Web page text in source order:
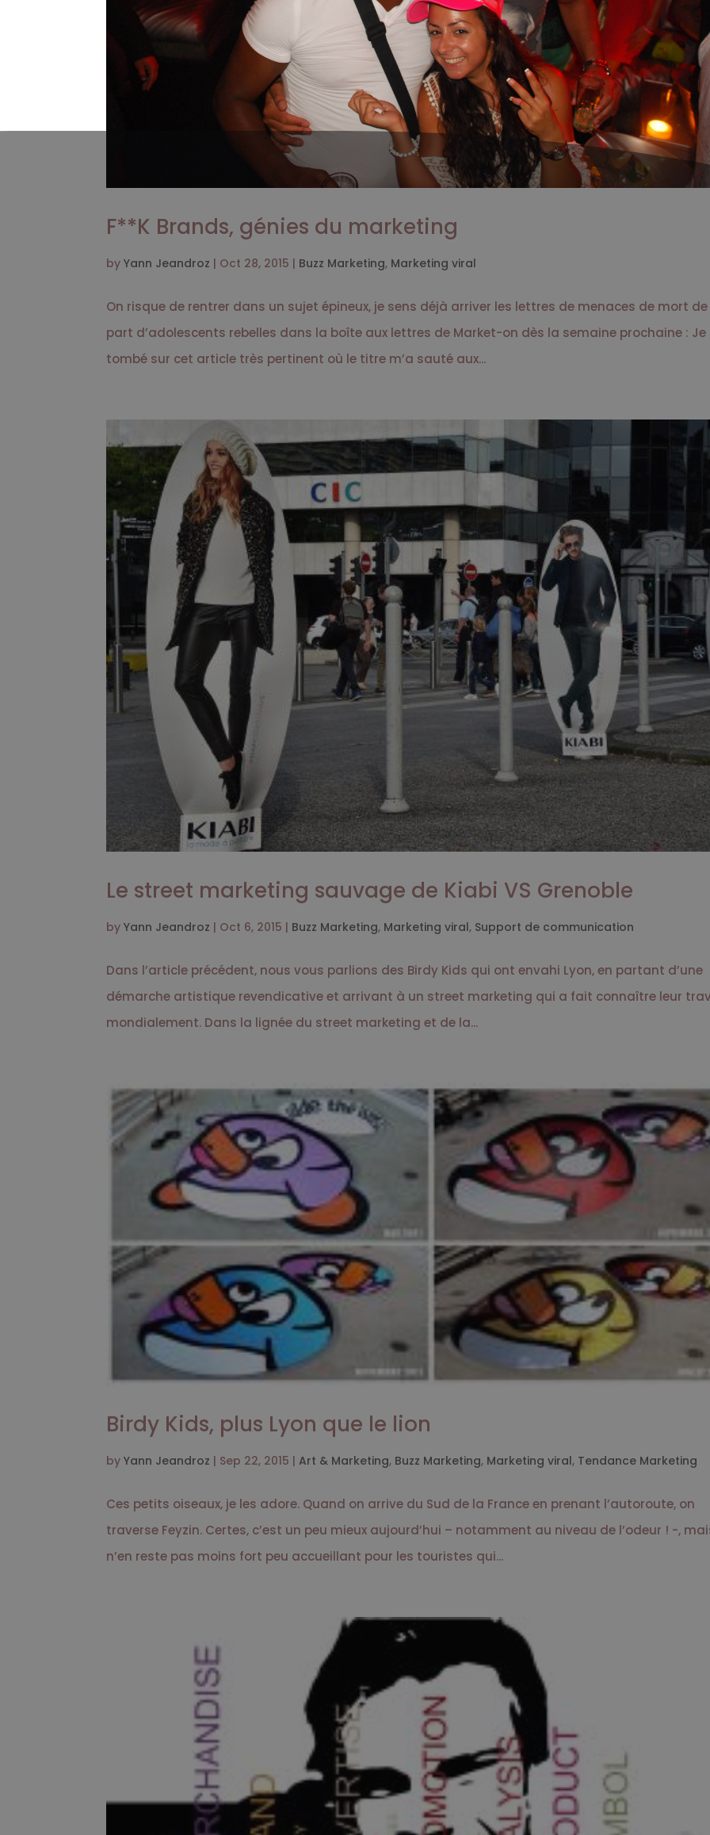
F**K Brands, génies du marketing
byYann Jeandroz | Oct 28, 2015 | Buzz Marketing, Marketing viral
On risque de rentrer dans un sujet épineux, je sens déjà arriver les lettres de menaces de mort
part d’adolescents rebelles dans la boîte aux lettres de Market-on dès la semaine prochaine : Je
tombé sur cet article très pertinent où le titre m’a sauté aux...
Le street marketing sauvage de Kiabi VS Grenoble
byYann Jeandroz | Oct 6, 2015 | Buzz Marketing, Marketing viral, Support de communication
Dans l’article précédent, nous vous parlions des Birdy Kids qui ont envahi Lyon, en partant d’une
démarche artistique revendicative et arrivant à un street marketing qui a fait connaître leur
mondialement. Dans la lignée du street marketing et de la...
Birdy Kids, plus Lyon que le lion
byYann Jeandroz | Sep 22, 2015 |Art & Marketing, Buzz Marketing, Marketing viral, Tendance Marketing
Ces petits oiseaux, je les adore. Quand on arrive du Sud de la France en prenant l’autoroute, on
traverse Feyzin. Certes, c’est un peu mieux aujourd’hui – notamment au niveau de l’odeur ! -,
n’en reste pas moins fort peu accueillant pour les touristes qui...